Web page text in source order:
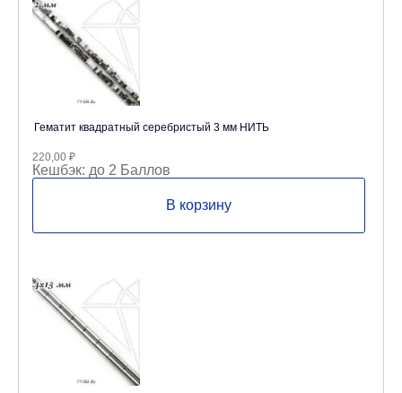
Гематит квадратный серебристый 3 мм НИТЬ
220,00 ₽
Кешбэк: до 2 Баллов
В корзину